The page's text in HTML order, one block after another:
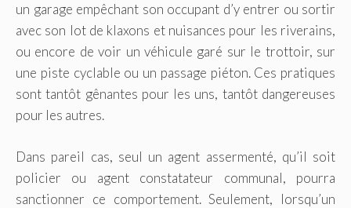
un garage empêchant son occupant d’y entrer ou sortir
avec son lot de klaxons et nuisances pour les riverains,
ou encore de voir un véhicule garé sur le trottoir, sur
une piste cyclable ou un passage piéton. Ces pratiques
sont tantôt gênantes pour les uns, tantôt dangereuses
pour les autres.
Dans pareil cas, seul un agent assermenté, qu’il soit
policier ou agent constatateur communal, pourra
sanctionner ce comportement. Seulement, lorsqu’un